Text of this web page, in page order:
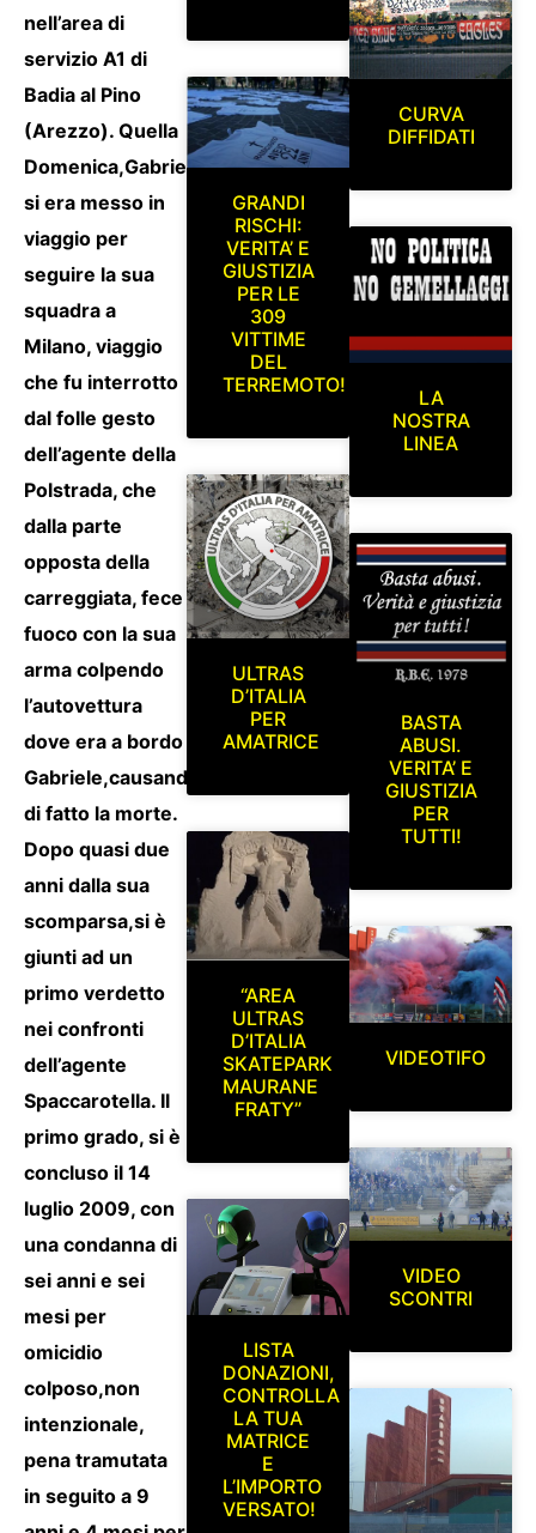
nell’area di
servizio A1 di
Badia al Pino
(Arezzo). Quella
Domenica,Gabriele,
si era messo in
viaggio per
seguire la sua
squadra a
Milano, viaggio
che fu interrotto
dal folle gesto
dell’agente della
Polstrada, che
dalla parte
opposta della
carreggiata, fece
fuoco con la sua
arma colpendo
l’autovettura
dove era a bordo
Gabriele,causandone
di fatto la morte.
Dopo quasi due
anni dalla sua
scomparsa,si è
giunti ad un
primo verdetto
nei confronti
dell’agente
Spaccarotella. Il
primo grado, si è
concluso il 14
luglio 2009, con
una condanna di
sei anni e sei
mesi per
omicidio
colposo,non
intenzionale,
pena tramutata
in seguito a 9
GRANDI
RISCHI:
VERITA’ E
GIUSTIZIA
PER LE
309
VITTIME
DEL
TERREMOTO!
ULTRAS
D’ITALIA
PER
AMATRICE
“AREA
ULTRAS
D’ITALIA
SKATEPARK
MAURANE
FRATY”
LISTA
DONAZIONI,
CONTROLLA
LA TUA
MATRICE
E
L’IMPORTO
VERSATO!
CURVA
DIFFIDATI
LA
NOSTRA
LINEA
BASTA
ABUSI.
VERITA’ E
GIUSTIZIA
PER
TUTTI!
VIDEOTIFO
VIDEO
SCONTRI